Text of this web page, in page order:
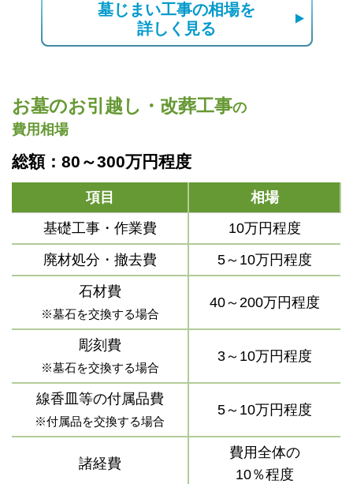
墓じまい工事の相場を
詳しく見る
お墓のお引越し・改葬工事の
費用相場
総額：80～300万円程度
項目
相場
基礎工事・作業費
10万円程度
廃材処分・撤去費
5～10万円程度
石材費
※墓石を交換する場合
40～200万円程度
彫刻費
※墓石を交換する場合
3～10万円程度
線香皿等の付属品費
※付属品を交換する場合
5～10万円程度
諸経費
費用全体の
10％程度